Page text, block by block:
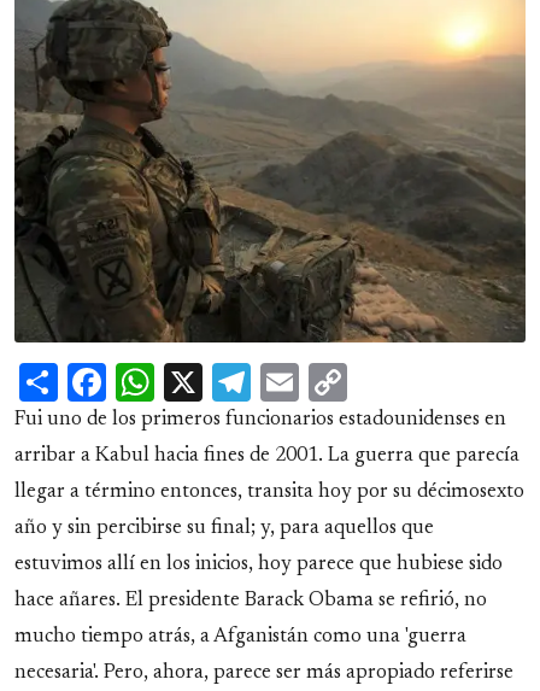
ShareFacebook
WhatsApp
X Telegram
Email
Link
Fui uno de los primeros funcionarios estadounidenses en
arribar a Kabul hacia fines de 2001. La guerra que parecía
llegar a término entonces, transita hoy por su décimosexto
año y sin percibirse su final; y, para aquellos que
estuvimos allí en los inicios, hoy parece que hubiese sido
hace añares. El presidente Barack Obama se refirió, no
mucho tiempo atrás, a Afganistán como una 'guerra
necesaria'. Pero, ahora, parece ser más apropiado referirse